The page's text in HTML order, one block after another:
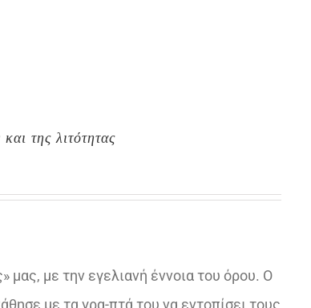
της λιτότητας
μας, με την εγελιανή έννοια του όρου. Ο
με τα γρα-πτά του να εντοπίσει τους